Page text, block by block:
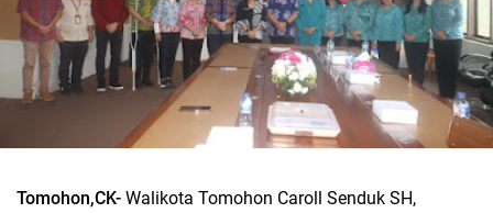
Tomohon,CK- Walikota Tomohon Caroll Senduk SH,